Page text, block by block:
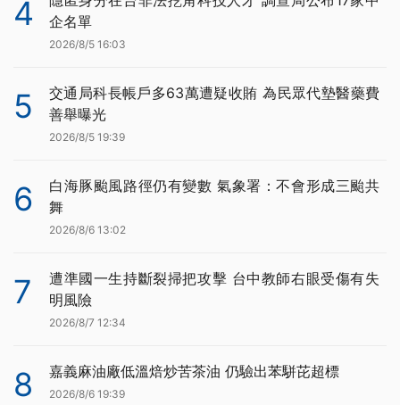
4
企名單
2026/8/5 16:03
5
交通局科長帳戶多63萬遭疑收賄 為民眾代墊醫藥費
善舉曝光
2026/8/5 19:39
6
白海豚颱風路徑仍有變數 氣象署：不會形成三颱共
舞
2026/8/6 13:02
7
遭準國一生持斷裂掃把攻擊 台中教師右眼受傷有失
明風險
2026/8/7 12:34
8 嘉義麻油廠低溫焙炒苦茶油 仍驗出苯駢芘超標
2026/8/6 19:39